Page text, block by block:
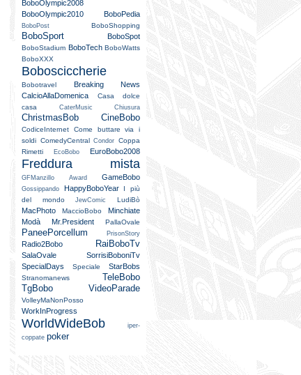
BoboOlympic2008
BoboOlympic2010
BoboPedia
BoboPost BoboShopping
BoboSport BoboSpot
BoboStadium BoboTech BoboWatts
BoboXXX
Bobosciccherie
Bobotravel
Breaking News
CalcioAllaDomenica
Casa dolce
casa
CaterMusic Chiusura
ChristmasBob CineBobo
CodiceInternet
Come buttare via i
soldi ComedyCentral Condor
Coppa
Rimetti
EcoBobo EuroBobo2008
Freddura mista
GFManzillo Award GameBobo
Gossippando HappyBoboYear
I più
del mondo
JewComic LudiBò
MacPhoto MaccioBobo
Minchiate
Modà
Mr.President PallaOvale
PaneePorcellum PrisonStory
Radio2Bobo RaiBoboTv
SalaOvale
SorrisiBoboniTv
SpecialDays
Speciale StarBobs
Stranomanews
TeleBobo
TgBobo
VideoParade
VolleyMaNonPosso
WorkInProgress
WorldWideBob
iper-
coppate poker